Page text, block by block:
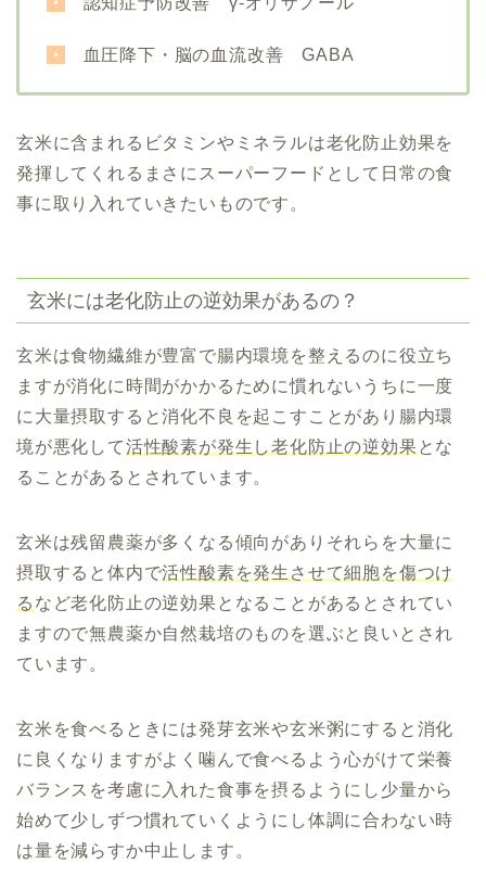
・ 血圧降下・ 脳の血流改善 GABA
玄米に含まれるビタミンやミネラルは老化防止効果を
発揮してくれるまさにスーパーフードとして日常の食
事に取り入れていきたいものです。
玄米には老化防止の逆効果があるの？
玄米は食物繊維が豊富で腸内環境を整えるのに役立ち
ますが消化に時間がかかるために慣れないうちに一度
に大量摂取すると消化不良を起こすことがあり腸内環
境が悪化して活性酸素が発生し老化防止の逆効果とな
ることがあるとされています。
玄米は残留農薬が多くなる傾向がありそれらを大量に
摂取すると体内で活性酸素を発生させて細胞を傷つけ
る など老化防止の逆効果となることがあるとされてい
ますので無農薬か自然栽培のものを選ぶと良いとされ
ています。
玄米を食べるときには発芽玄米や玄米粥にすると消化
に良くなりますがよく噛んで食べるよう心がけて栄養
バランスを考慮に入れた食事を摂るようにし少量から
始めて少しずつ慣れていくようにし体調に合わない時
は量を減らすか中止します。